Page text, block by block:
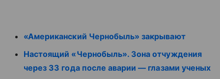
«Американский Чернобыль» закрывают
Настоящий «Чернобыль». Зона отчуждения
через 33 года после аварии — глазами ученых